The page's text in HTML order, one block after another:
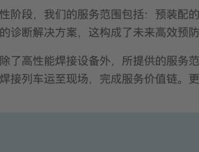
阶段，我们的服务范围包括：预装配
诊断解决方案，这构成了未来高效预
了高性能焊接设备外，所提供的服务
接列车运至现场，完成服务价值链。